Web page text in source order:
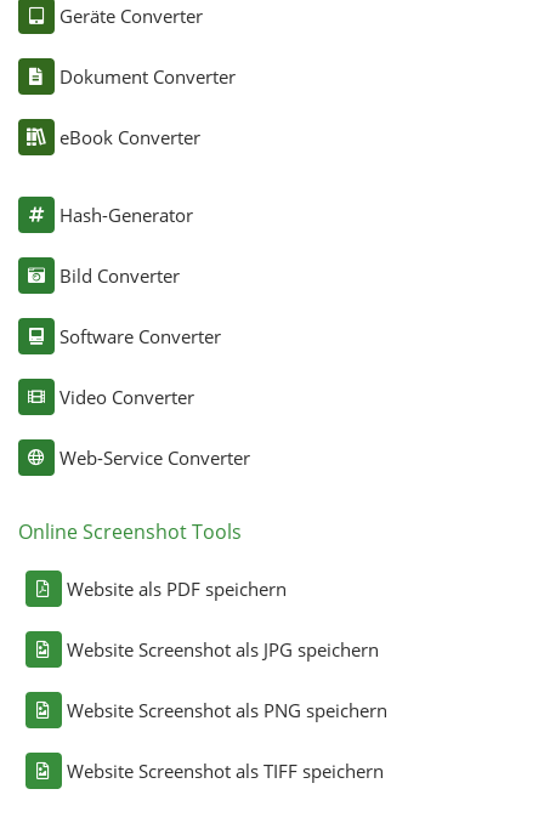
Geräte Converter
Dokument Converter
eBook Converter
Hash-Generator
Bild Converter
Software Converter
Video Converter
Web-Service Converter
Online Screenshot Tools
Website als PDF speichern
Website Screenshot als JPG speichern
Website Screenshot als PNG speichern
Website Screenshot als TIFF speichern